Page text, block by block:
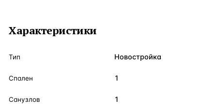
Характеристики
Тип Новостройка
Спален 1
Санузлов 1